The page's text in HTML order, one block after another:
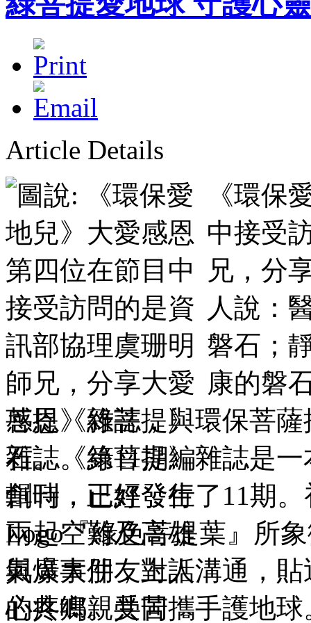
Article Details
《環保
中接受
兄，分
人說：
磐石；
康的磐
菩提》雜誌，與環保菩
石。《綠菩提》雜誌是一
創刊，已經發行了11期
Logo『綠色菩提葉』所
與廣大朋友對話溝通，
的共鳴。共同攜手護地